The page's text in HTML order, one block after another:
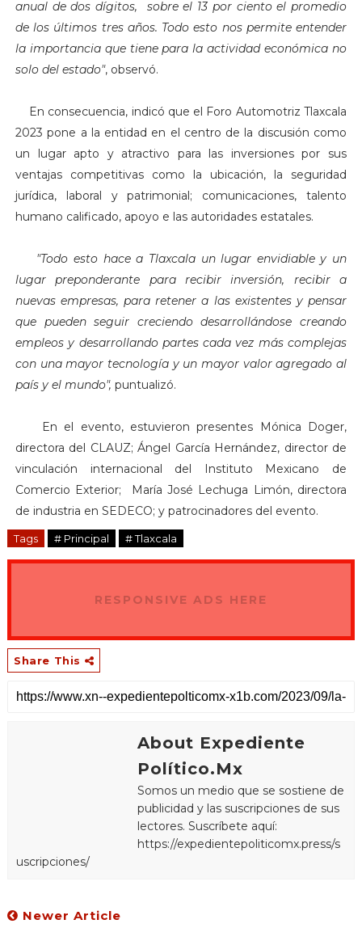
anual de dos dígitos, sobre el 13 por ciento el promedio
de los últimos tres años. Todo esto nos permite entender
la importancia que tiene para la actividad económica no
solo del estado", observó.
En consecuencia, indicó que el Foro Automotriz Tlaxcala
2023 pone a la entidad en el centro de la discusión como
un lugar apto y atractivo para las inversiones por sus
ventajas competitivas como la ubicación, la seguridad
jurídica, laboral y patrimonial; comunicaciones, talento
humano calificado, apoyo e las autoridades estatales.
"Todo esto hace a Tlaxcala un lugar envidiable y un
lugar preponderante para recibir inversión, recibir a
nuevas empresas, para retener a las existentes y pensar
que pueden seguir creciendo desarrollándose creando
empleos y desarrollando partes cada vez más complejas
con una mayor tecnología y un mayor valor agregado al
país y el mundo", puntualizó.
En el evento, estuvieron presentes Mónica Doger,
directora del CLAUZ; Ángel García Hernández, director de
vinculación internacional del Instituto Mexicano de
Comercio Exterior; María José Lechuga Limón, directora
de industria en SEDECO; y patrocinadores del evento.
Tags # Principal # Tlaxcala
RESPONSIVE ADS HERE
Share This
About Expediente
Político.Mx
Somos un medio que se sostiene de
publicidad y las suscripciones de sus
lectores. Suscríbete aquí:
https://expedientepoliticomx.press/s
uscripciones/
Newer Article